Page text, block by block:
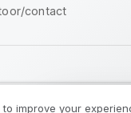
contact
to improve your